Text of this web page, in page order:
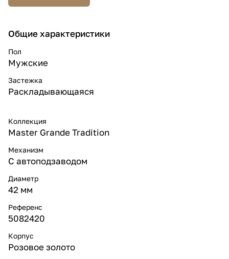
Общие характеристики
Пол
Мужские
Застежка
Раскладывающаяся
Коллекция
Master Grande Tradition
Механизм
С автоподзаводом
Диаметр
42 мм
Референс
5082420
Корпус
Розовое золото